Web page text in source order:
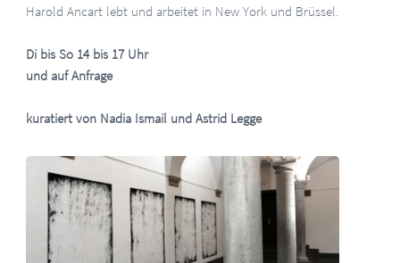
Harold Ancart lebt und arbeitet in New York und Brüssel.
Di bis So 14 bis 17 Uhr
und auf Anfrage
kuratiert von Nadia Ismail und Astrid Legge